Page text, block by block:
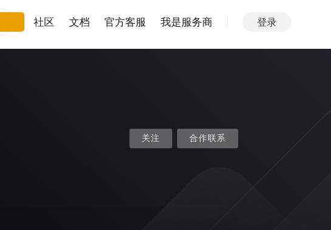
社区 文档 官方客服 我是服务商 登录
关注 合作联系